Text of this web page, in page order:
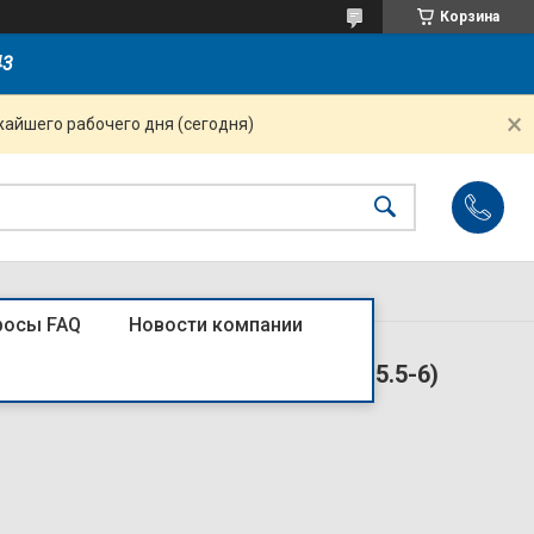
Корзина
рабочего дня (сегодня)
FAQ Новости компании
6.5мм) 4-6кв.мм (SVS5.5-6; VS5.5-6)